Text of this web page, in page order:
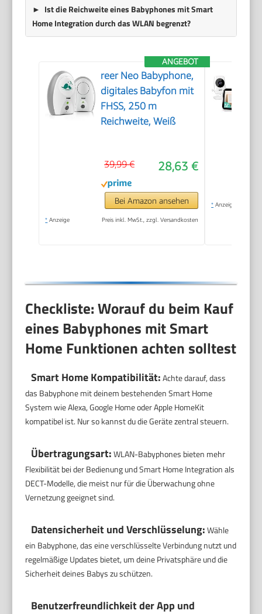
Ist die Reichweite eines Babyphones mit Smart
Home Integration durch das WLAN begrenzt?
ANGEBOT
reer Neo Babyphone,
digitales Babyfon mit
FHSS, 250 m
Reichweite, Weiß
28,63 €
39,99 €
Bei Amazon ansehen
* Anzeige Preis inkl. MwSt., zzgl. Versandkosten
* Anzeige
Checkliste: Worauf du beim Kauf
eines Babyphones mit Smart
Home Funktionen achten solltest
Smart Home Kompatibilität:Achte darauf, dass
das Babyphone mit deinem bestehenden Smart Home
System wie Alexa, Google Home oder Apple HomeKit
kompatibel ist. Nur so kannst du die Geräte zentral steuern.
Übertragungsart:WLAN-Babyphones bieten mehr
Flexibilität bei der Bedienung und Smart Home Integration als
DECT-Modelle, die meist nur für die Überwachung ohne
Vernetzung geeignet sind.
Datensicherheit und Verschlüsselung:Wähle
ein Babyphone, das eine verschlüsselte Verbindung nutzt und
regelmäßige Updates bietet, um deine Privatsphäre und die
Sicherheit deines Babys zu schützen.
Benutzerfreundlichkeit der App und